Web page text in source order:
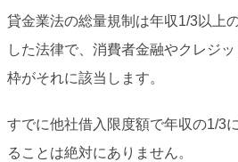
貸金業法の総量規制は年収1/3以上
した法律で、消費者金融やクレジ
枠がそれに該当します。
すでに他社借入限度額で年収の1/3
ることは絶対にありません。